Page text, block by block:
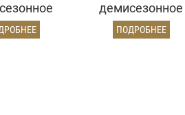
(серо-
демисезонное
26860 (электрик)
ПОДРОБНЕЕ